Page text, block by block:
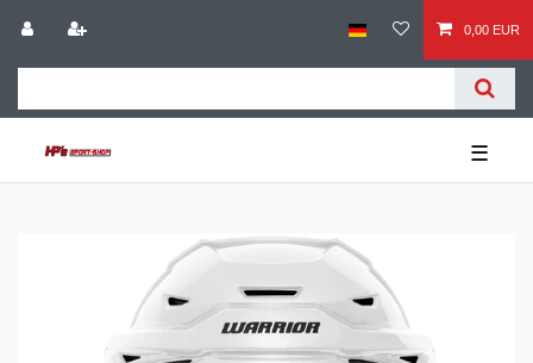
0,00 EUR
☰